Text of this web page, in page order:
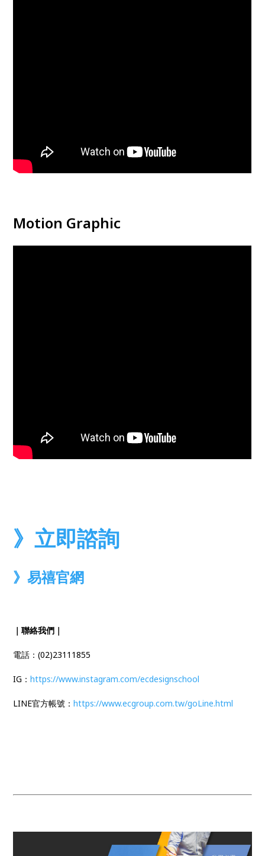
Motion Graphic
》立即諮詢
》易禧官網
｜聯絡我們｜
電話：(02)23111855
IG：https://www.instagram.com/ecdesignschool
LINE官方帳號：https://www.ecgroup.com.tw/goLine.html